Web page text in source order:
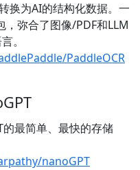
换为AI的结构化数据。一
，弥合了图像/PDF和LLM
。
PaddleOCR
最简单、最快的存储
nanoGPT